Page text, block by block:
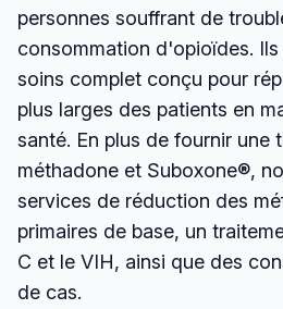
personnes souffrant de
consommation d'opioïdes.
soins complet conçu pour
plus larges des patients en
santé. En plus de fournir une
méthadone et Suboxone®,
services de réduction des
primaires de base, un
C et le VIH, ainsi que des
de cas.